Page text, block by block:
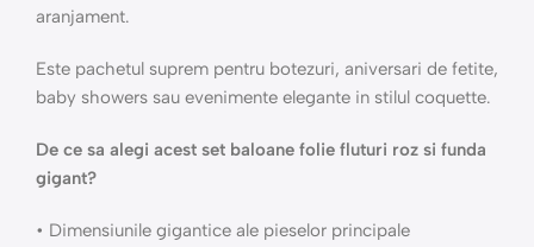
aranjament.
Este pachetul suprem pentru botezuri, aniversari de fetite,
baby showers sau evenimente elegante in stilul coquette.
De ce sa alegi acest set baloane folie fluturi roz si funda
gigant?
• Dimensiunile gigantice ale pieselor principale